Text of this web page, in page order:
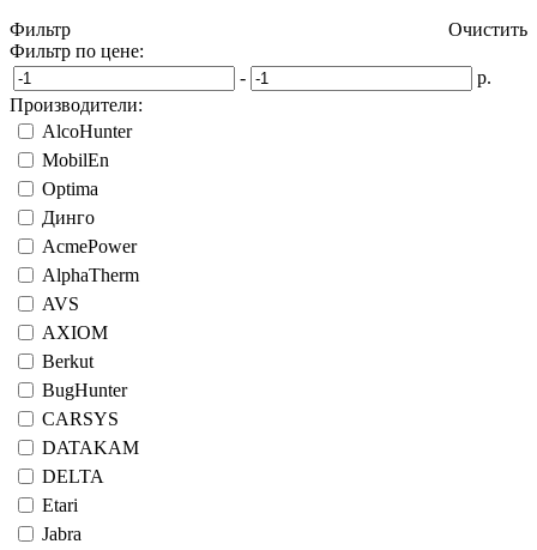
Фильтр
Очистить
Фильтр по цене:
-
р.
Производители:
AlcoHunter
MobilEn
Optima
Динго
AcmePower
AlphaTherm
AVS
AXIOM
Berkut
BugHunter
CARSYS
DATAKAM
DELTA
Etari
Jabra